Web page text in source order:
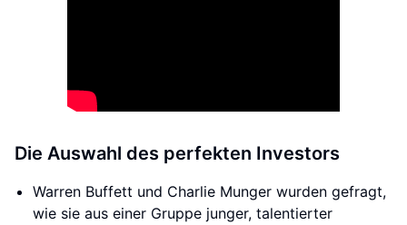
Die Auswahl des perfekten Investors
Warren Buffett und Charlie Munger wurden gefragt,
wie sie aus einer Gruppe junger, talentierter